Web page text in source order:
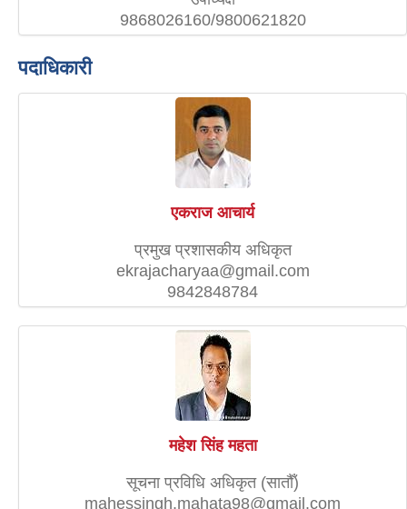
9868026160/9800621820
पदाधिकारी
एकराज आचार्य
प्रमुख प्रशासकीय अधिकृत
ekrajacharyaa@gmail.com
9842848784
महेश सिंह महता
सूचना प्रविधि अधिकृत (सातौँ)
mahessingh.mahata98@gmail.com